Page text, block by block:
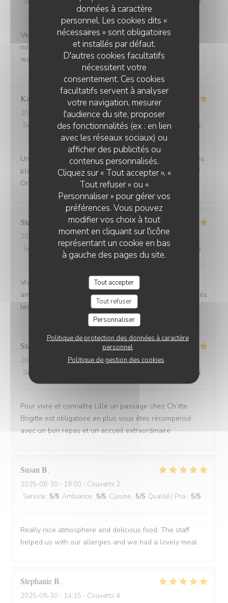
données à caractère
personnel. Les cookies dits «
nécessaires » sont obligatoires
et installés par défaut.
D'autres cookies facultatifs
nécessitent votre
consentement. Ces cookies
facultatifs servent à analyser
votre navigation, mesurer
l'audience du site, proposer
des fonctionnalités (ex : en lien
avec les réseaux sociaux) ou
afficher des publicités ou
contenus personnalisés.
Cliquez sur « Tout accepter », «
Tout refuser » ou «
Personnaliser » pour gérer vos
préférences. Vous pouvez
modifier vos choix à tout
moment en cliquant sur l'icône
représentant un cookie en bas
à gauche des pages du site.
Tout accepter
Tout refuser
Personnaliser
Politique de protection des données à caractère
personnel
Politique de gestion des cookies
Venue avec des amis de Belfort.super bien accueillis,
nous avons beaucoup apprécié la carbonade et le
waterzoi de poissons Nous reviendrons
Karine
2025-08-30
- 21:15 - Couverts 4
Service
/5 Ambiance: 5/5 Cuisine :5/5 Qualité / Prix /5
Une adresse a absolument découvrir ! Une ambiance,des
plats tous délicieux,un personnel attentionné et réactif !!
On reviendra....
Stefano
2025-08-30
- 12:00 - Couverts 6
Service
/5 Ambiance: 5 /5 Cuisine: 5/5 Qualité / Prix /5
Vrai Estaminet du Nord, nourriture excellente, uste a
ameillorer le rytme de sortie des plats, pas tjs coordonnés
les frites avec les plats principaux.
Stefan
2025-08-30
- 21:15 - Couverts 2
Service
/5
Pour vivre et connaître Lille un passage chez Ch’itte
Brigitte est obligatoire en plus vous êtes récompensé
avec un bon repas et un accueil extraordinaire
Susan B
2025-08-30 - 19:00 - Couverts 2
Service : 5/5 Ambiance : 5/5 Cuisine : 5/5 Qualité / Prix : 5/5
Really nice atmosphere and delicious food. The staff
helped us with our allergies and we had a lovely meal.
StephanieB
2025-08-30 - 14:15 - Couverts 4